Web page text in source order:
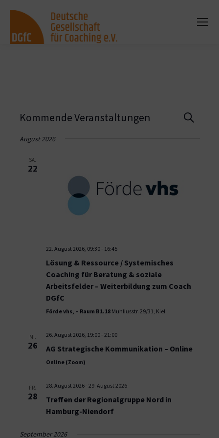
Suche
Kommende Veranstaltungen
August 2026
SA.
22
22. August 2026, 09:30- 16:45
Lösung & Ressource / Systemisches
Coaching für Beratung & soziale
Arbeitsfelder – Weiterbildung zum Coach
DGfC
Förde vhs, – Raum B1.18 Muhliusstr. 29/31, Kiel
MI.
26
26. August 2026, 19:00- 21:00
AG Strategische Kommunikation – Online
Online (Zoom)
FR.
28
28. August 2026- 29. August 2026
Treffen der Regionalgruppe Nord in
Hamburg-Niendorf
September 2026